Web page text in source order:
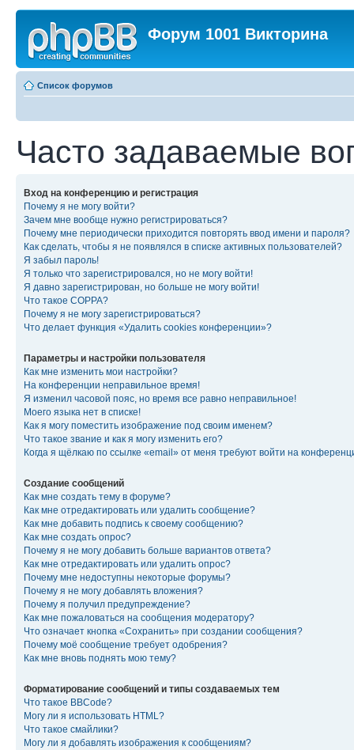
Форум 1001 Викторина
Список форумов
Часто задаваемые
Вход на конференцию и регистрация
Почему я не могу войти?
Зачем мне вообще нужно регистрироваться?
Почему мне периодически приходится повторять ввод имени и пароля?
Как сделать, чтобы я не появлялся в списке активных пользователей?
Я забыл пароль!
Я только что зарегистрировался, но не могу войти!
Я давно зарегистрирован, но больше не могу войти!
Что такое COPPA?
Почему я не могу зарегистрироваться?
Что делает функция «Удалить cookies конференции»?
Параметры и настройки пользователя
Как мне изменить мои настройки?
На конференции неправильное время!
Я изменил часовой пояс, но время все равно неправильное!
Моего языка нет в списке!
Как я могу поместить изображение под своим именем?
Что такое звание и как я могу изменить его?
Когда я щёлкаю по ссылке «email» от меня требуют войти на
Создание сообщений
Как мне создать тему в форуме?
Как мне отредактировать или удалить сообщение?
Как мне добавить подпись к своему сообщению?
Как мне создать опрос?
Почему я не могу добавить больше вариантов ответа?
Как мне отредактировать или удалить опрос?
Почему мне недоступны некоторые форумы?
Почему я не могу добавлять вложения?
Почему я получил предупреждение?
Как мне пожаловаться на сообщения модератору?
Что означает кнопка «Сохранить» при создании сообщения?
Почему моё сообщение требует одобрения?
Как мне вновь поднять мою тему?
Форматирование сообщений и типы создаваемых тем
Что такое BBCode?
Могу ли я использовать HTML?
Что такое смайлики?
Могу ли я добавлять изображения к сообщениям?